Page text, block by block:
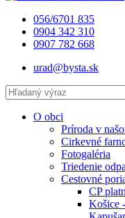
056/6701 835
0904 342 310
0907 782 668
urad@bysta.sk
O obci
Príroda v
Cirkevné
Fotogaléria
Triedenie
Cestovné
CP
Košice